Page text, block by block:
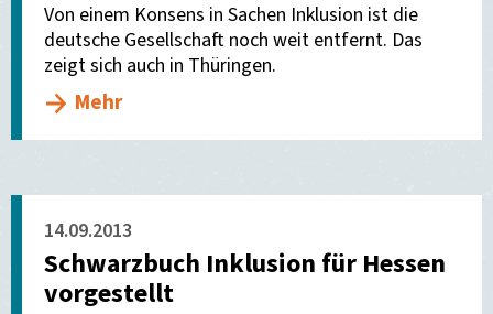
Von einem Konsens in Sachen Inklusion ist die
deutsche Gesellschaft noch weit entfernt. Das
zeigt sich auch in Thüringen.
Mehr
14.09.2013
Schwarzbuch Inklusion für Hessen
vorgestellt